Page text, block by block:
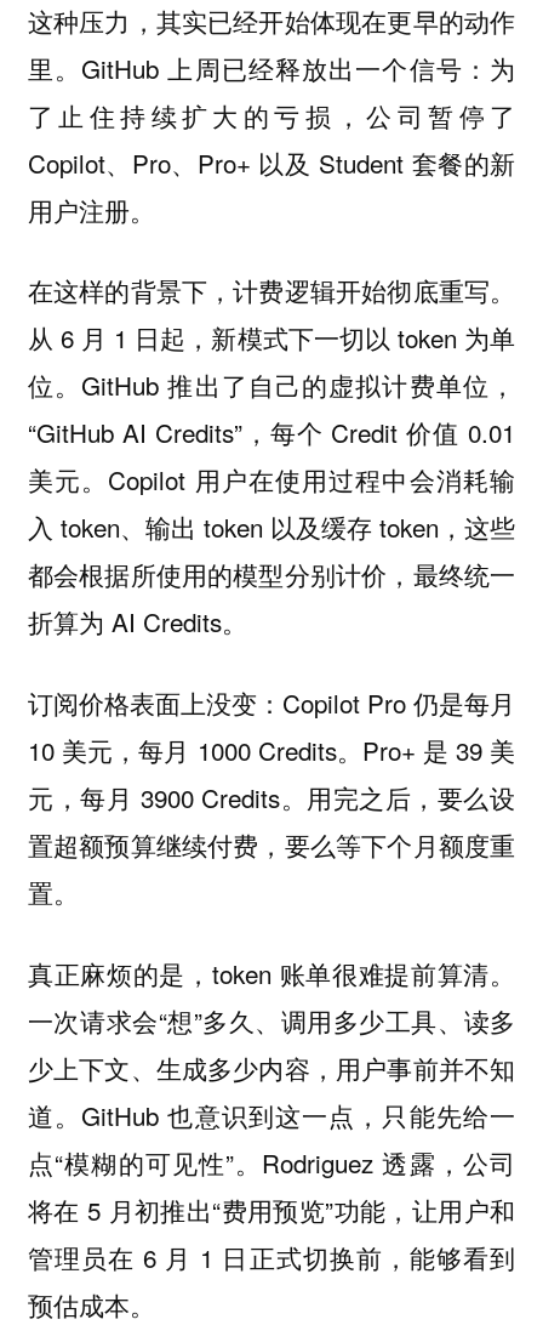
这种压力，其实已经开始体现在更早的动作
里。GitHub 上周已经释放出一个信号：为
了止住持续扩大的亏损，公司暂停了
Copilot、Pro、Pro+ 以及 Student 套餐的新
用户注册。
在这样的背景下，计费逻辑开始彻底重写。
从 6 月 1 日起，新模式下一切以 token 为单
位。GitHub 推出了自己的虚拟计费单位，
“GitHub AI Credits”，每个 Credit 价值 0.01
美元。Copilot 用户在使用过程中会消耗输
入 token、输出 token 以及缓存 token，这些
都会根据所使用的模型分别计价，最终统一
折算为 AI Credits。
订阅价格表面上没变：Copilot Pro 仍是每月
10 美元，每月 1000 Credits。Pro+ 是 39 美
元，每月 3900 Credits。用完之后，要么设
置超额预算继续付费，要么等下个月额度重
置。
真正麻烦的是，token 账单很难提前算清。
一次请求会“想”多久、调用多少工具、读多
少上下文、生成多少内容，用户事前并不知
道。GitHub 也意识到这一点，只能先给一
点“模糊的可见性”。Rodriguez 透露，公司
将在 5 月初推出“费用预览”功能，让用户和
管理员在 6 月 1 日正式切换前，能够看到
预估成本。